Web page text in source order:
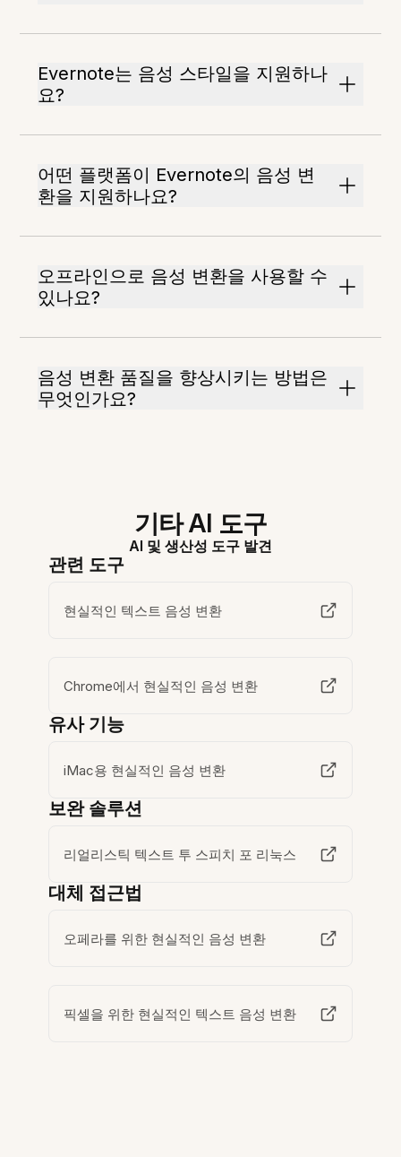
Evernote는 음성 스타일을 지원하나
요?
어떤 플랫폼이 Evernote의 음성 변
환을 지원하나요?
오프라인으로 음성 변환을 사용할 수
있나요?
음성 변환 품질을 향상시키는 방법은
무엇인가요?
기타 AI 도구
AI 및 생산성 도구 발견
관련 도구
현실적인 텍스트 음성 변환
Chrome에서 현실적인 음성 변환
유사 기능
iMac용 현실적인 음성 변환
보완 솔루션
리얼리스틱 텍스트 투 스피치 포 리눅스
대체 접근법
오페라를 위한 현실적인 음성 변환
픽셀을 위한 현실적인 텍스트 음성 변환